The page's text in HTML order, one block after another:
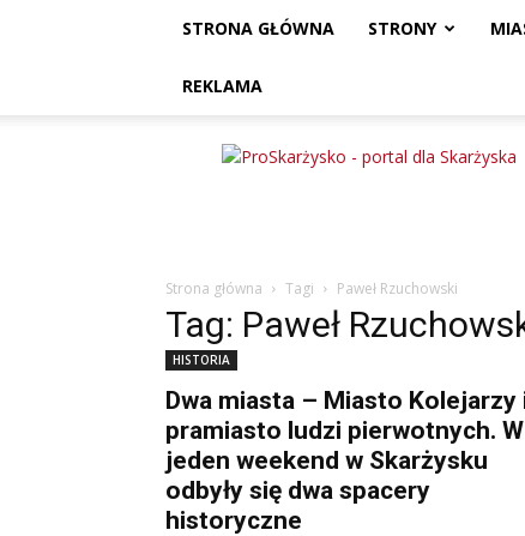
STRONA GŁÓWNA STRONY
REKLAMA
ProSkarżysko
Strona główna Tagi Paweł Rzuchowski
Tag: Paweł
HISTORIA
Dwa miasta – Miasto Kolejarzy
pramiasto ludzi pierwotnych. W
jeden weekend w Skarżysku
odbyły się dwa spacery
historyczne